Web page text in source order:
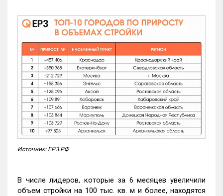
Источник: ЕРЗ.РФ
В числе лидеров, которые за 6 месяцев увеличили
объем стройки на 100 тыс. кв. м и более, находятся